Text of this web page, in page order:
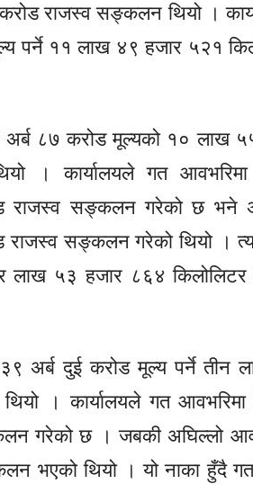
राजस्व सङ्कलन थियो ।
पर्ने ११ लाख ४९ हजार ५२१
अर्ब ८७ करोड मूल्यको १० लाख
। कार्यालयले गत
राजस्व सङ्कलन गरेको छ भने
राजस्व सङ्कलन गरेको थियो ।
लाख ५३ हजार ८६४ किलोलिटर
अर्ब दुई करोड मूल्य पर्ने तीन
। कार्यालयले गत आवभरिमा
गरेको छ । जबकी अघिल्लो
भएको थियो । यो नाका हुँदै